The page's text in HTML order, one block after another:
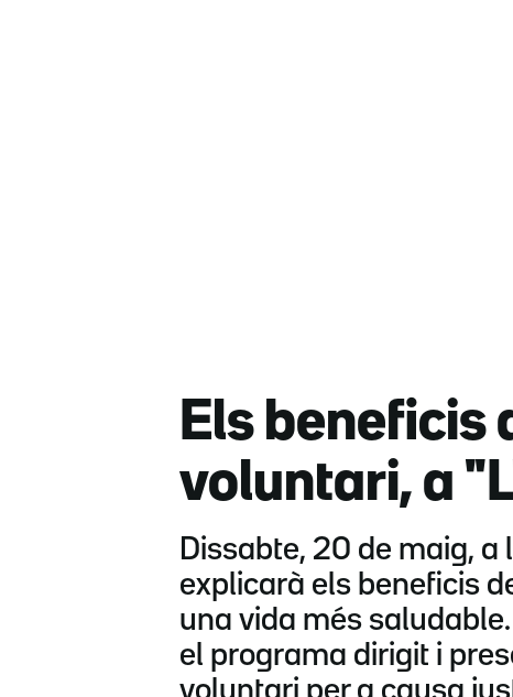
Els beneficis
voluntari, a
Dissabte, 20 de maig, a
explicarà els beneficis
una vida més
el programa dirigit i
voluntari per a causa